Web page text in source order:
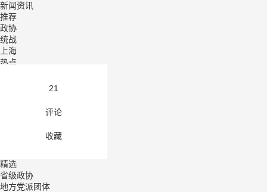
新闻资讯
推荐
政协
统战
上海
热点
精选
省级政协
地方党派团体
21
评论
收藏